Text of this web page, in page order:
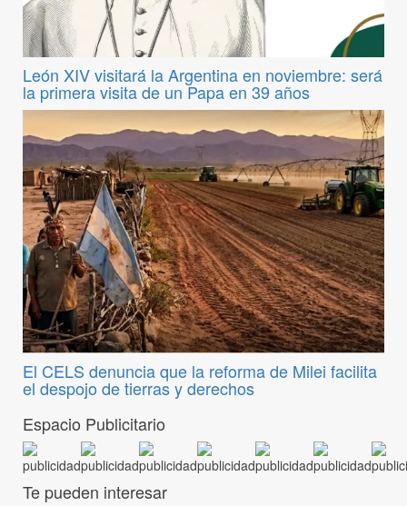
León XIV visitará la Argentina en noviembre: será
la primera visita de un Papa en 39 años
El CELS denuncia que la reforma de Milei facilita
el despojo de tierras y derechos
Espacio Publicitario
Te pueden interesar